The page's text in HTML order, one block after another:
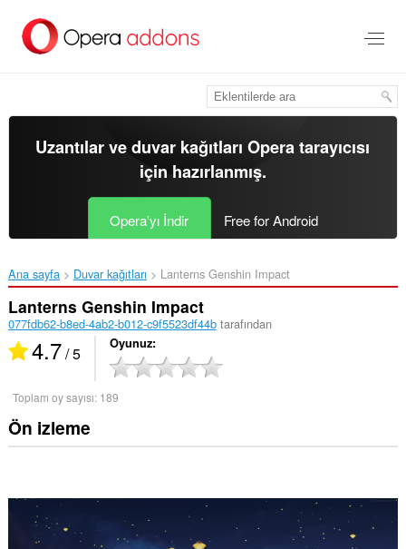
içeriğe
Uzantılar ve duvar kağıtlarıOpera tarayıcısı
için hazırlanmış.
Opera'yı İndir Free for Android
Ana sayfa Duvar kağıtları Lanterns Genshin Impact‎
Lanterns Genshin Impact
077fdb62-b8ed-4ab2-b012-c9f5523df44btarafından
4.7/ 5 Oyunuz
Toplam oy sayısı: 189
Ön izleme